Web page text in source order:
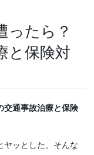
ったら？
と保険対
交通事故治療と保険
ヤッとした。そんな